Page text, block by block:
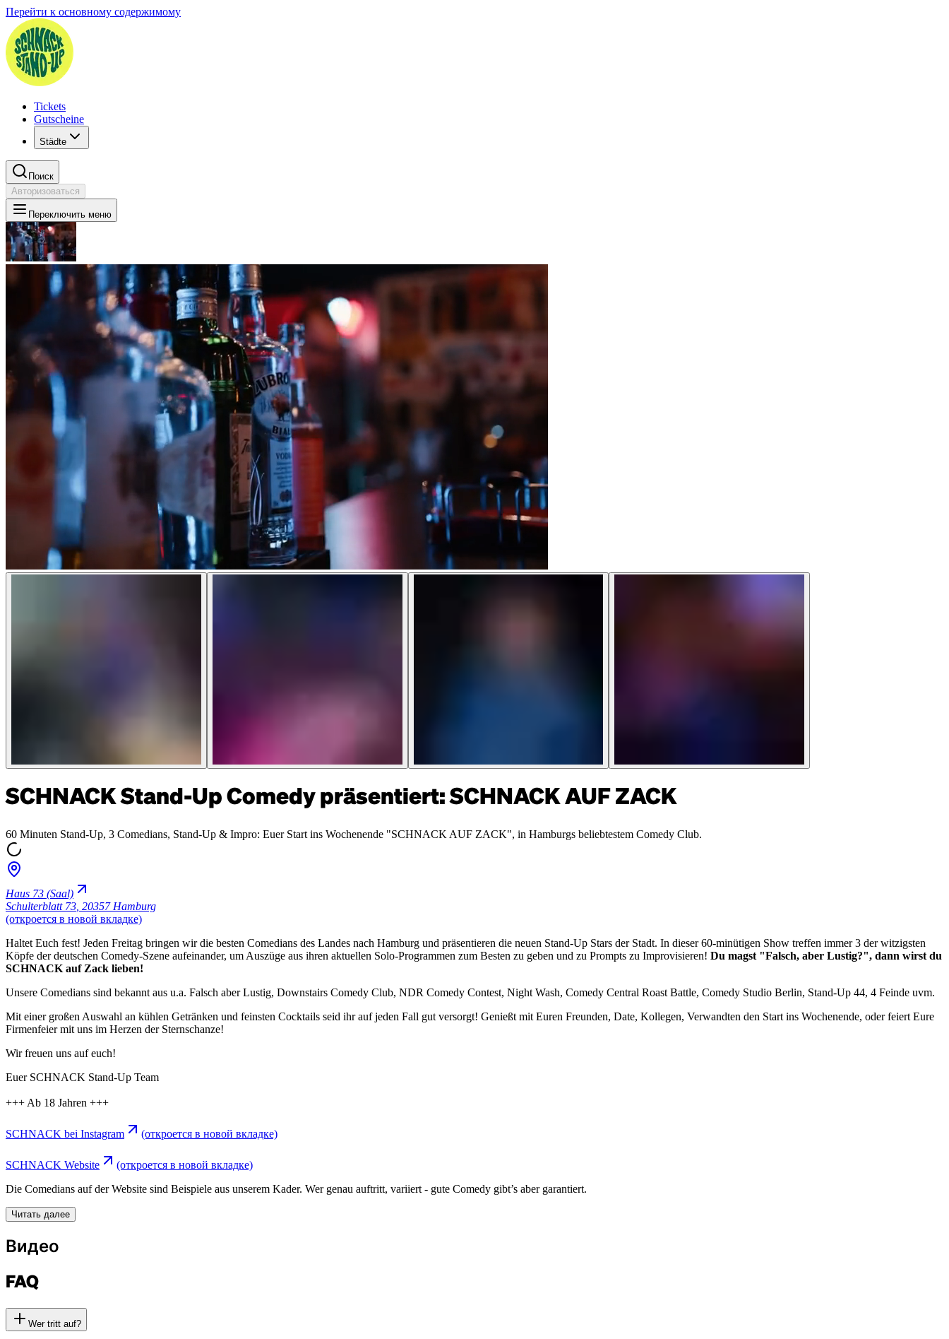
Перейти к основному содержимому
Tickets
Gutscheine
Städte
Поиск
Авторизоваться
Переключить меню
SCHNACK Stand-Up Comedy präsentiert: SCHNACK AUF ZACK
60 Minuten Stand-Up, 3 Comedians, Stand-Up & Impro: Euer Start ins Wochenende "SCHNACK AUF ZACK", in Hamburgs beliebtestem Comedy Club.
Haus 73 (Saal)
Schulterblatt 73 20357 Hamburg
(откроется в новой вкладке)
Haltet Euch fest! Jeden Freitag bringen wir die besten Comedians des Landes nach Hamburg und präsentieren die neuen Stand-Up Stars der Stadt. In dieser 60-minütigen Show treffen immer 3 der witzigsten
Köpfe der deutschen Comedy-Szene aufeinander, um Auszüge aus ihren aktuellen Solo-Programmen zum Besten zu geben und zu Prompts zu Improvisieren! Du magst "Falsch, aber Lustig?", dann wirst du
SCHNACK auf Zack lieben!
Unsere Comedians sind bekannt aus u.a. Falsch aber Lustig, Downstairs Comedy Club, NDR Comedy Contest, Night Wash, Comedy Central Roast Battle, Comedy Studio Berlin, Stand-Up 44, 4 Feinde uvm.
Mit einer großen Auswahl an kühlen Getränken und feinsten Cocktails seid ihr auf jeden Fall gut versorgt! Genießt mit Euren Freunden, Date, Kollegen, Verwandten den Start ins Wochenende, oder feiert Eure
Firmenfeier mit uns im Herzen der Sternschanze!
Wir freuen uns auf euch!
Euer SCHNACK Stand-Up Team
+++ Ab 18 Jahren +++
SCHNACK bei Instagram (откроется в новой вкладке)
SCHNACK Website
(откроется в новой вкладке)
Die Comedians auf der Website sind Beispiele aus unserem Kader. Wer genau auftritt, variiert - gute Comedy gibt’s aber garantiert.
Читать далее
Видео
FAQ
Wer tritt auf?